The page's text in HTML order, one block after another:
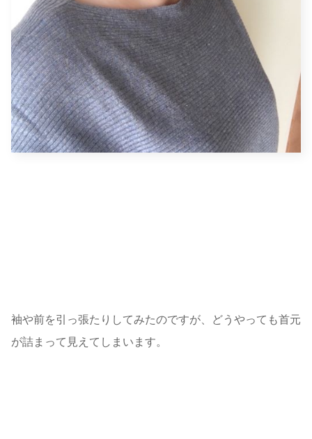
袖や前を引っ張たりしてみたのですが、どうやっても首元
が詰まって見えてしまいます。